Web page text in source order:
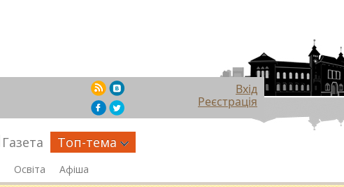
Вхід
Реєстрація
Газета Топ-тема
Освіта Афіша